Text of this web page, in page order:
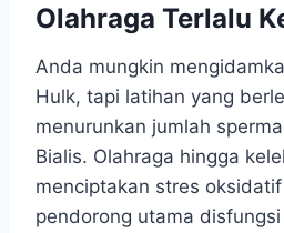
Olahraga Terlalu
Anda mungkin
Hulk, tapi latihan yang
menurunkan jumlah
Bialis. Olahraga hingga
menciptakan stres
pendorong utama